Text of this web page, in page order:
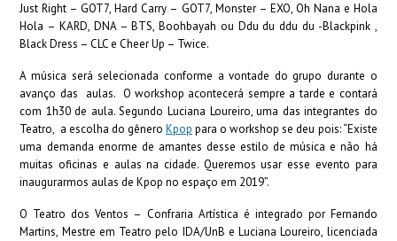
Just Right – GOT7, Hard Carry – GOT7, Monster – EXO, Oh Nana e Hola
Hola – KARD, DNA – BTS, Boohbayah ou Ddu du ddu du -Blackpink ,
Black Dress – CLC e Cheer Up – Twice.
A música será selecionada conforme a vontade do grupo durante o
avanço das aulas. O workshop acontecerá sempre a tarde e contará
com 1h30 de aula. Segundo Luciana Loureiro, uma das integrantes do
Teatro, a escolha do gênero Kpop para o workshop se deu pois: “Existe
uma demanda enorme de amantes desse estilo de música e não há
muitas oficinas e aulas na cidade. Queremos usar esse evento para
inaugurarmos aulas de Kpop no espaço em 2019”.
O Teatro dos Ventos – Confraria Artística é integrado por Fernando
Martins, Mestre em Teatro pelo IDA/UnB e Luciana Loureiro, licenciada